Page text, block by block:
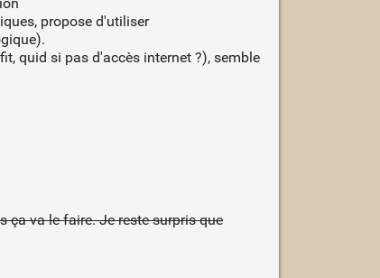
propose d'utiliser
quid si pas d'accès internet ?), semble
ça va le faire. Je reste surpris que